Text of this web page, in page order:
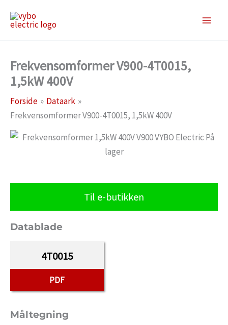
Frekvensomformer V900-4T0015,
1,5kW 400V
Forside
Dataark
Frekvensomformer V900-4T0015, 1,5kW 400V
Til e-butikken
Datablade
4T0015
PDF
Måltegning